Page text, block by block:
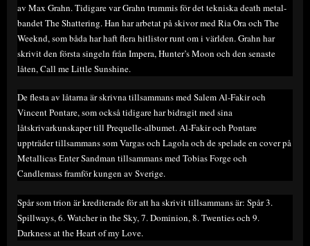
av Max Grahn. Tidigare var Grahn trummis för det tekniska death metal-
bandet The Shattering. Han har arbetat på skivor med Ria Ora och The
Weeknd, som båda har haft flera hitlistor runt om i världen. Grahn har
skrivit den första singeln från Impera, Hunter’s Moon och den senaste
låten, Call me Little Sunshine.
De flesta av låtarna är skrivna tillsammans med Salem Al-Fakir och
Vincent Pontare, som också tidigare har bidragit med sina
låtskrivarkunskaper till Prequelle-albumet. Al-Fakir och Pontare
uppträder tillsammans som Vargas och Lagola och de spelade en cover på
Metallicas Enter Sandman tillsammans med Tobias Forge och
Candlemass framför kungen av Sverige.
Spår som trion är krediterade för att ha skrivit tillsammans är: Spår 3.
Spillways, 6. Watcher in the Sky, 7. Dominion, 8. Twenties och 9.
Darkness at the Heart of my Love.